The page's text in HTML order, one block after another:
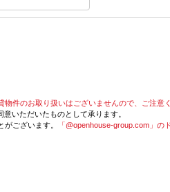
物件のお取り扱いはございませんので、ご注意
意いただいたものとして承ります。
ございます。
「@openhouse-group.com」の